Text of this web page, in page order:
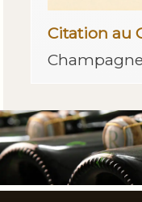
Citation au